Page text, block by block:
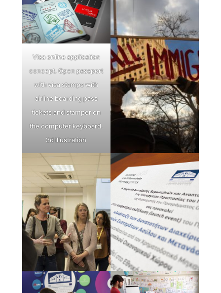
Visa online application
concept. Open passport
with visa stamps with
airline boarding pass
tickets and stamper on
the computer keyboard.
3d illustration